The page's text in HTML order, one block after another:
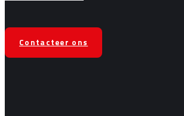
Contacteer ons